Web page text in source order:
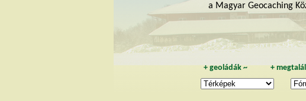
a Magyar Geocaching
+geoládák ~ +